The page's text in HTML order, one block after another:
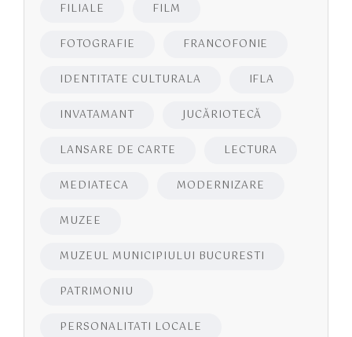
FILIALE FILM
FOTOGRAFIE FRANCOFONIE
IDENTITATE CULTURALA IFLA
INVATAMANT JUCĂRIOTECĂ
LANSARE DE CARTE LECTURA
MEDIATECA MODERNIZARE
MUZEE
MUZEUL MUNICIPIULUI BUCURESTI
PATRIMONIU
PERSONALITATI LOCALE